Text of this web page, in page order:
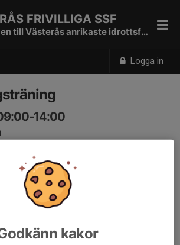
Logga in
FRIVILLIGA SSF
Välkommen till Västerås anrikaste idrottsförening
14:00
av VPS tävling
kakor